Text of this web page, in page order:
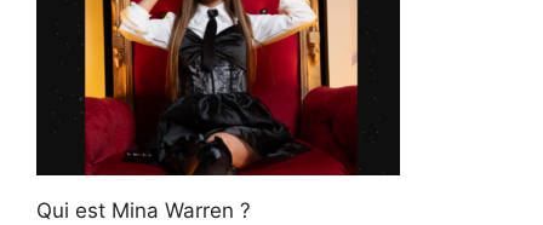
Qui est Mina Warren ?